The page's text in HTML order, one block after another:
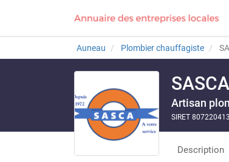
Auneau Plombier chauffagiste
SASCA
Artisan
SIRET
Description